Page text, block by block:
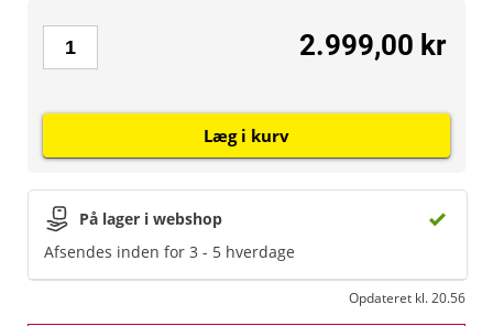
På lager i webshop
Afsendes inden for 3 - 5 hverdage
Opdateret kl. 20.56
2.999,00 kr
Læg i kurv